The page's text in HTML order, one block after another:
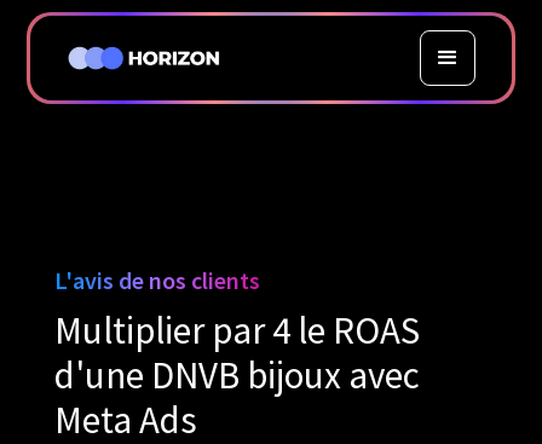
L'avis de nos clients
Multiplier par 4 le ROAS
d'une DNVB bijoux avec
Meta Ads